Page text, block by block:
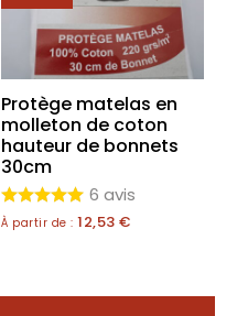
Protège matelas en
molleton de coton
hauteur de bonnets
30cm
6 avis
À partir de : 12,53 €